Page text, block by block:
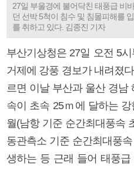
27일 부울경에 불어닥친 태풍급 비
던 선박 5척이 침수 및 침몰피해를
를 취하고 있다. 김종진 기자
부산기상청은 27일 오전 5
거제에 강풍 경보가 내려졌
르면 이날 부산과 울산 경남
속이 초속 25ｍ에 달하는
월(남항 기준 순간최대풍속
동관측소 기준 순간최대풍
생하는 등 근래 들어 태풍